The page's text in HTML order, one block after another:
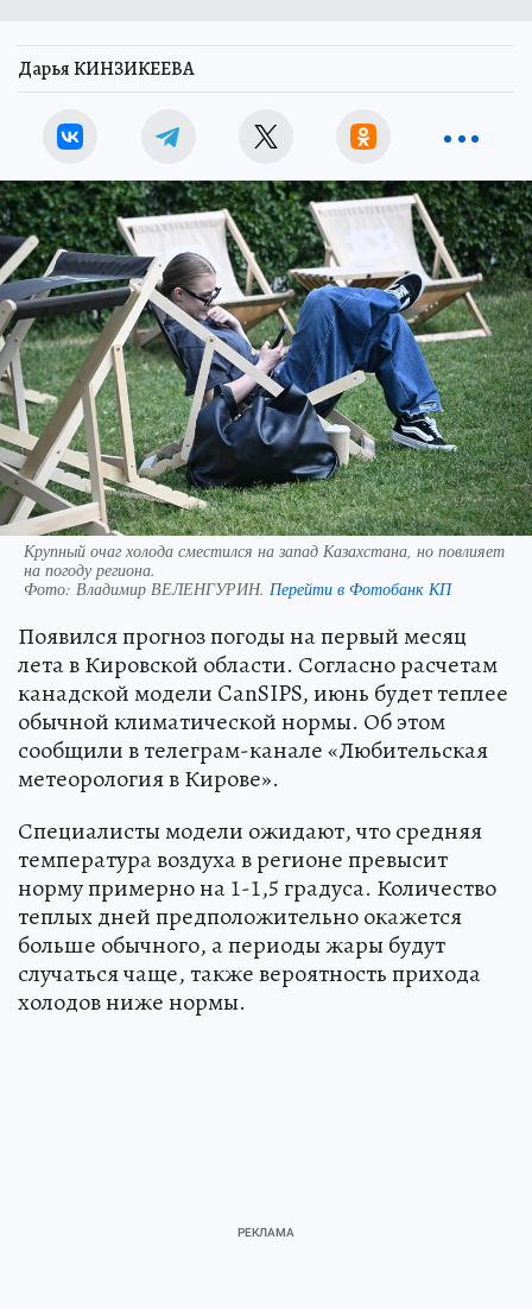
Дарья КИНЗИКЕЕВА
Крупный очаг холода сместился на запад Казахстана, но повлияет
на погоду региона.
Фото: Владимир ВЕЛЕНГУРИН. Перейти в Фотобанк КП
Появился прогноз погоды на первый месяц
лета в Кировской области. Согласно расчетам
канадской модели CanSIPS, июнь будет теплее
обычной климатической нормы. Об этом
сообщили в телеграм-канале «Любительская
метеорология в Кирове».
Специалисты модели ожидают, что средняя
температура воздуха в регионе превысит
норму примерно на 1-1,5 градуса. Количество
теплых дней предположительно окажется
больше обычного, а периоды жары будут
случаться чаще, также вероятность прихода
холодов ниже нормы.